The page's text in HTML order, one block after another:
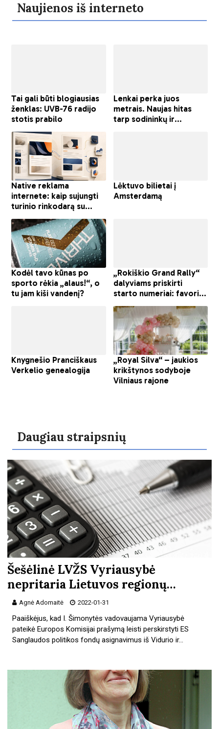
Naujienos iš interneto
Daugiau straipsnių
Šešėlinė LVŽS Vyriausybė
nepritaria Lietuvos regionų…
Agnė Adomaitė 2022-01-31
Paaiškėjus, kad I. Šimonytės vadovaujama Vyriausybė
pateikė Europos Komisijai prašymą leisti perskirstyti ES
Sanglaudos politikos fondų asignavimus iš Vidurio ir…